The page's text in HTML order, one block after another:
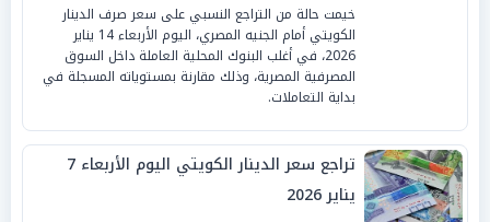
خيمت حالة من التراجع النسبي على سعر صرف الدينار
الكويتي أمام الجنيه المصري، اليوم الأربعاء 14 يناير
2026، في أغلب البنوك المحلية العاملة داخل السوق
المصرفية المصرية، وذلك مقارنة بمستوياته المسجلة في
بداية التعاملات.
تراجع سعر الدينار الكويتي اليوم الأربعاء 7
يناير 2026